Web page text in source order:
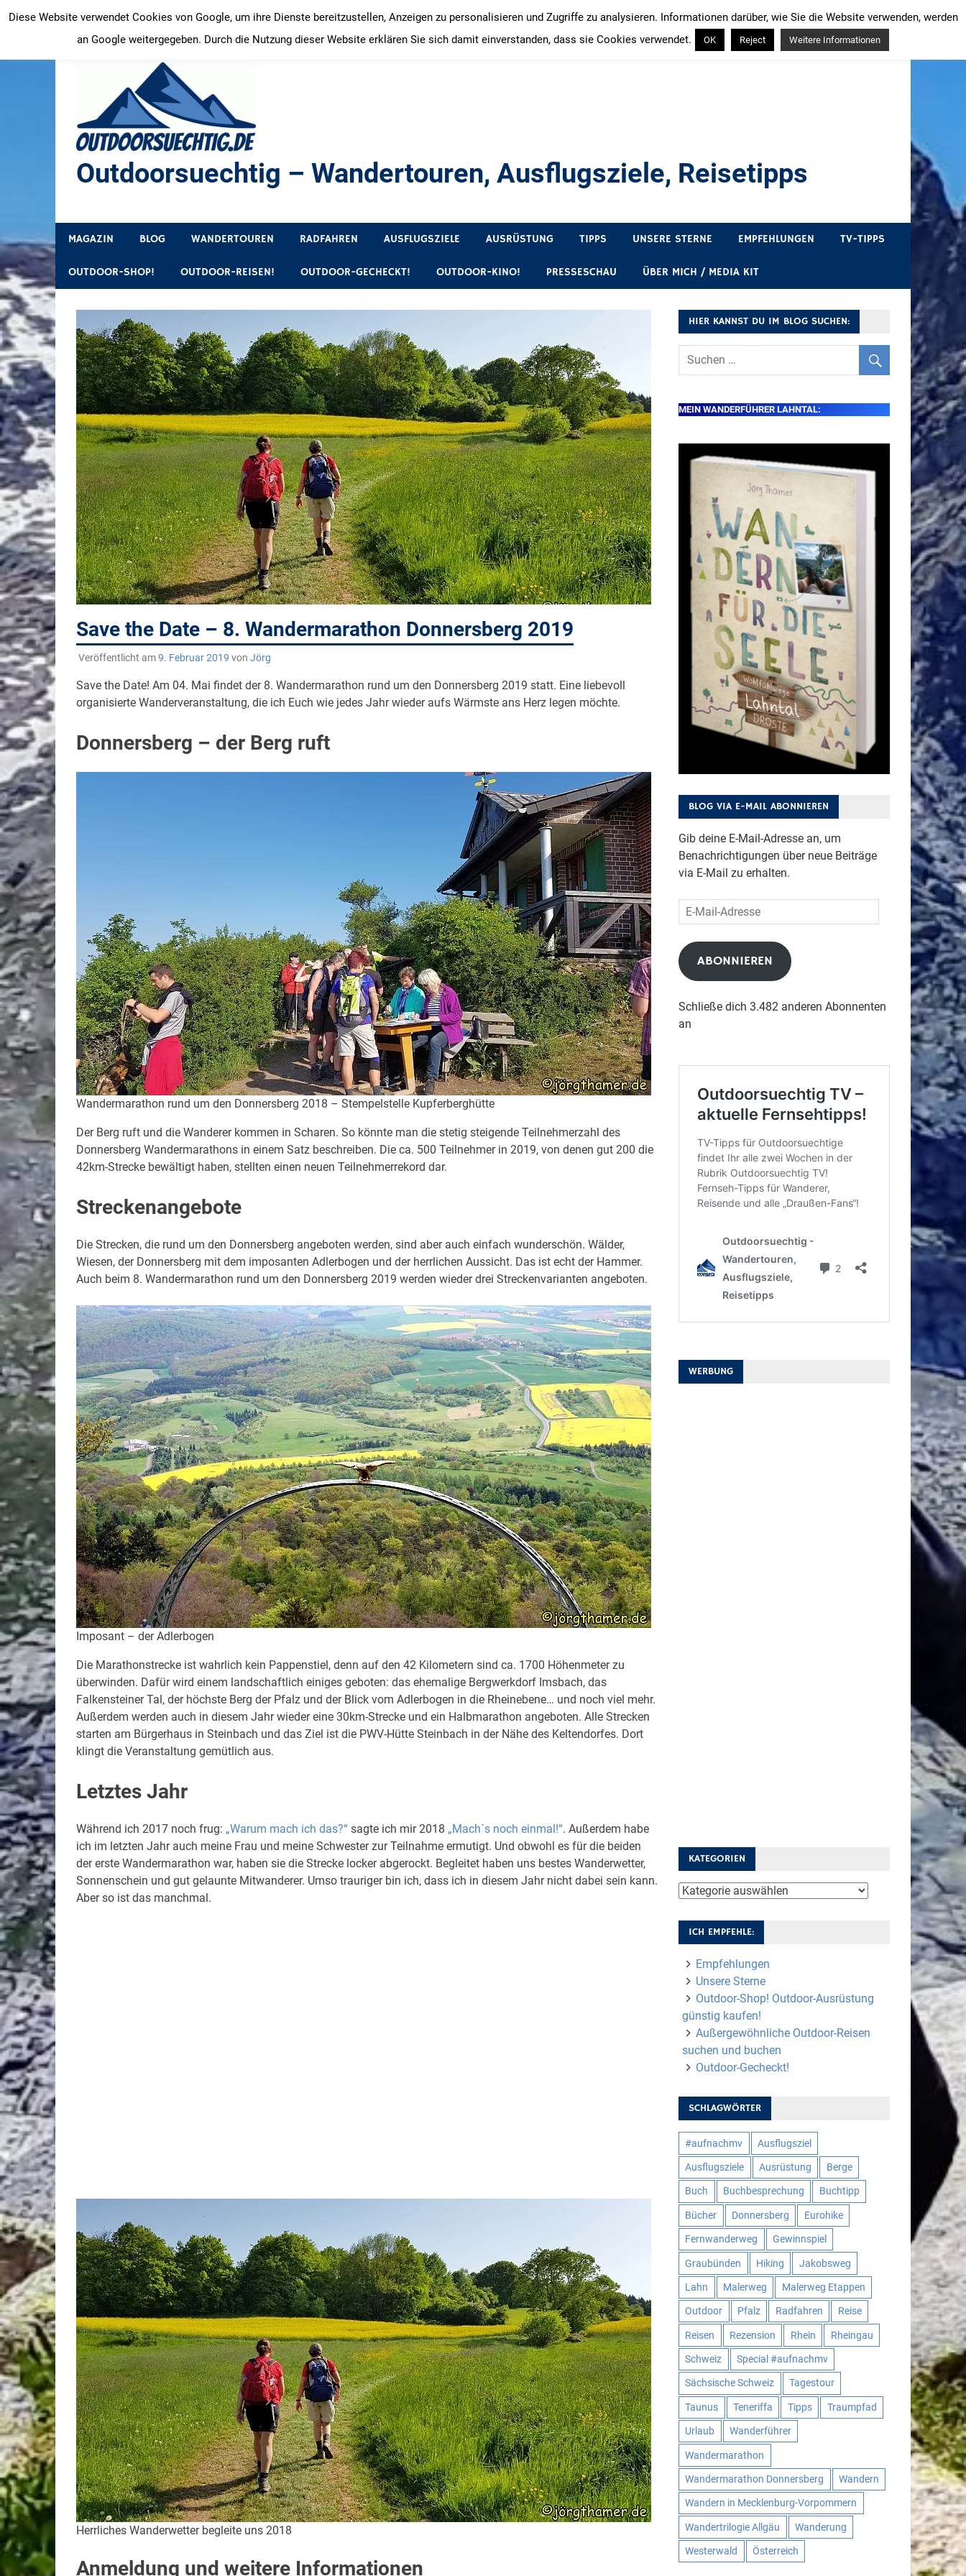
Inhalt
springen
Outdoorsuechtig – Wandertouren, Ausflugsziele, Reisetipps
MAGAZIN BLOG WANDERTOUREN RADFAHREN AUSFLUGSZIELE AUSRÜSTUNG TIPPS UNSERE STERNE EMPFEHLUNGEN TV-TIPPS
OUTDOOR-SHOP! OUTDOOR-REISEN! OUTDOOR-GECHECKT! OUTDOOR-KINO! PRESSESCHAU ÜBER MICH / MEDIA KIT
Save the Date – 8. Wandermarathon Donnersberg 2019
Veröffentlicht am9. Februar 2019 von Jörg
Save the Date! Am 04. Mai findet der 8. Wandermarathon rund um den Donnersberg 2019 statt. Eine liebevoll
organisierte Wanderveranstaltung, die ich Euch wie jedes Jahr wieder aufs Wärmste ans Herz legen möchte.
Donnersberg – der Berg ruft
Wandermarathon rund um den Donnersberg 2018 – Stempelstelle Kupferberghütte
Der Berg ruft und die Wanderer kommen in Scharen. So könnte man die stetig steigende Teilnehmerzahl des
Donnersberg Wandermarathons in einem Satz beschreiben. Die ca. 500 Teilnehmer in 2019, von denen gut 200 die
42km-Strecke bewältigt haben, stellten einen neuen Teilnehmerrekord dar.
Streckenangebote
Die Strecken, die rund um den Donnersberg angeboten werden, sind aber auch einfach wunderschön. Wälder,
Wiesen, der Donnersberg mit dem imposanten Adlerbogen und der herrlichen Aussicht. Das ist echt der Hammer.
Auch beim 8. Wandermarathon rund um den Donnersberg 2019 werden wieder drei Streckenvarianten angeboten.
Imposant – der Adlerbogen
Die Marathonstrecke ist wahrlich kein Pappenstiel, denn auf den 42 Kilometern sind ca. 1700 Höhenmeter zu
überwinden. Dafür wird einem landschaftlich einiges geboten: das ehemalige Bergwerkdorf Imsbach, das
Falkensteiner Tal, der höchste Berg der Pfalz und der Blick vom Adlerbogen in die Rheinebene… und noch viel mehr.
Außerdem werden auch in diesem Jahr wieder eine 30km-Strecke und ein Halbmarathon angeboten. Alle Strecken
starten am Bürgerhaus in Steinbach und das Ziel ist die PWV-Hütte Steinbach in der Nähe des Keltendorfes. Dort
klingt die Veranstaltung gemütlich aus.
Letztes Jahr
Während ich 2017 noch frug: „Warum mach ich das?“sagte ich mir 2018 „Mach´s noch einmal!“. Außerdem habe
ich im letzten Jahr auch meine Frau und meine Schwester zur Teilnahme ermutigt. Und obwohl es für die beiden
der erste Wandermarathon war, haben sie die Strecke locker abgerockt. Begleitet haben uns bestes Wanderwetter,
Sonnenschein und gut gelaunte Mitwanderer. Umso trauriger bin ich, dass ich in diesem Jahr nicht dabei sein kann.
Aber so ist das manchmal.
Herrliches Wanderwetter begleite uns 2018
Anmeldung und weitere Informationen
HIER KANNST DU IM BLOG SUCHEN:
MEIN WANDERFÜHRER LAHNTAL:
BLOG VIA E-MAIL ABONNIEREN
Gib deine E-Mail-Adresse an, um
Benachrichtigungen über neue Beiträge
via E-Mail zu erhalten.
E-
Mail-
Adresse
ABONNIEREN
Schließe dich 3.482 anderen Abonnenten
an
WERBUNG
KATEGORIEN
Kategorien
ICH EMPFEHLE:
Empfehlungen
Unsere Sterne
Outdoor-Shop! Outdoor-Ausrüstung
günstig kaufen!
Außergewöhnliche Outdoor-Reisen
suchen und buchen
Outdoor-Gecheckt!
SCHLAGWÖRTER
#aufnachmv Ausflugsziel
Ausflugsziele Ausrüstung Berge
Buch Buchbesprechung Buchtipp
Bücher Donnersberg Eurohike
Fernwanderweg Gewinnspiel
Graubünden Hiking Jakobsweg
Lahn Malerweg Malerweg Etappen
Outdoor Pfalz Radfahren Reise
Reisen Rezension Rhein Rheingau
Schweiz Special #aufnachmv
Sächsische Schweiz Tagestour
Taunus Teneriffa Tipps Traumpfad
Urlaub Wanderführer
Wandermarathon
Wandermarathon Donnersberg Wandern
Wandern in Mecklenburg-Vorpommern
Wandertrilogie Allgäu Wanderung
Westerwald Österreich
Diese Website verwendet Cookies von Google, um ihre Dienste bereitzustellen, Anzeigen zu personalisieren und Zugriffe zu analysieren. Informationen darüber, wie Sie die Website verwenden, werden
an Google weitergegeben. Durch die Nutzung dieser Website erklären Sie sich damit einverstanden, dass sie Cookies verwendet.
OK Reject Weitere Informationen